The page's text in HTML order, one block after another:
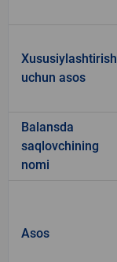
Xususiylashtirish
uchun asos
Balansda
saqlovchining
nomi
Asos